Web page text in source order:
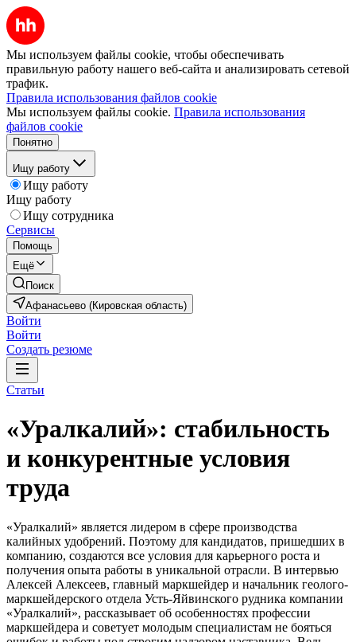
Мы используем файлы cookie, чтобы обеспечивать
правильную работу нашего веб-сайта и анализировать сетевой
трафик.
Правила использования файлов cookie
Мы используем файлы cookie. Правила использования
файлов cookie
Понятно
Ищу работу
Ищу работу
Ищу работу
Ищу сотрудника
Сервисы
Помощь
Ещё
Поиск
Афанасьево (Кировская область)
Войти
Войти
Создать резюме
Статьи
«Уралкалий»: стабильность
и конкурентные условия
труда
«Уралкалий» является лидером в сфере производства
калийных удобрений. Поэтому для кандидатов, пришедших в
компанию, создаются все условия для карьерного роста и
получения опыта работы в уникальной отрасли. В интервью
Алексей Алексеев, главный маркшейдер и начальник геолого-
маркшейдерского отдела Усть-Яйвинского рудника компании
«Уралкалий», рассказывает об особенностях профессии
маркшейдера и советует молодым специалистам не бояться